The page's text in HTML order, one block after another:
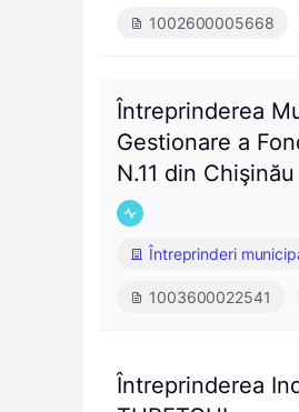
1002600005668
Întreprinderea
Gestionare a
N.11 din Chişinău
Întreprinderi
1003600022541
Întreprinderea